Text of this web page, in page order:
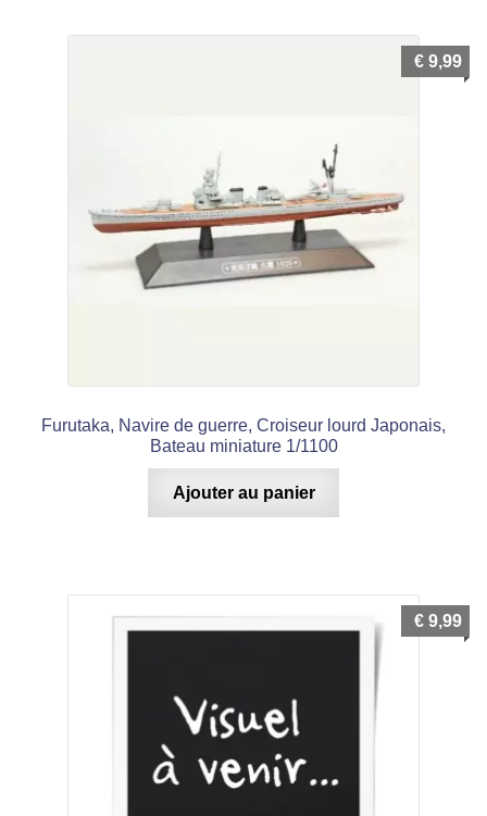
Furutaka, Navire de guerre, Croiseur lourd Japonais,
Bateau miniature 1/1100
€ 9,99
Ajouter au panier
€ 9,99